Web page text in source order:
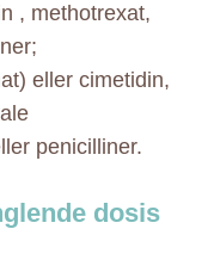
, methotrexat,
eller cimetidin,
penicilliner.
dosis